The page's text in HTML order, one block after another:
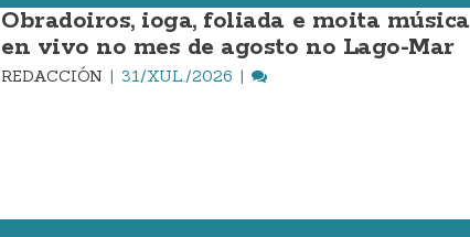
Obradoiros, ioga, foliada e moita música
en vivo no mes de agosto no Lago-Mar
REDACCIÓN 31/XUL./2026